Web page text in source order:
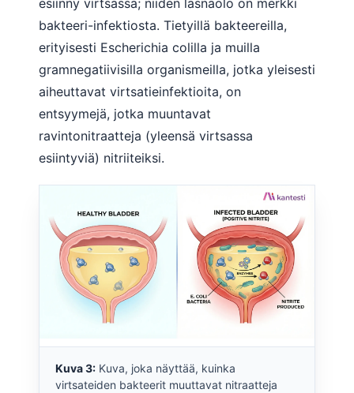
bakteeri-infektiosta. Tietyillä bakteereilla,
erityisesti Escherichia colilla ja muilla
gramnegatiivisilla organismeilla, jotka yleisesti
aiheuttavat virtsatieinfektioita, on
entsyymejä, jotka muuntavat
ravintonitraatteja (yleensä virtsassa
esiintyviä) nitriiteiksi.
Kuva 3: Kuva, joka näyttää, kuinka
virtsateiden bakteerit muuttavat nitraatteja